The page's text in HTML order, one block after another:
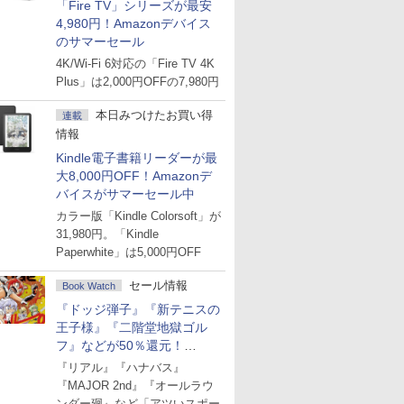
「Fire TV」シリーズが最安
4,980円！Amazonデバイス
のサマーセール
4K/Wi-Fi 6対応の「Fire TV 4K
Plus」は2,000円OFFの7,980円
連載
本日みつけたお買い得
情報
Kindle電子書籍リーダーが最
大8,000円OFF！Amazonデ
バイスがサマーセール中
カラー版「Kindle Colorsoft」が
31,980円。「Kindle
Paperwhite」は5,000円OFF
Book Watch セール情報
『ドッジ弾子』『新テニスの
王子様』『二階堂地獄ゴル
フ』などが50％還元！
Amazonマンガ週末セール
『リアル』『ハナバス』
『MAJOR 2nd』『オールラウ